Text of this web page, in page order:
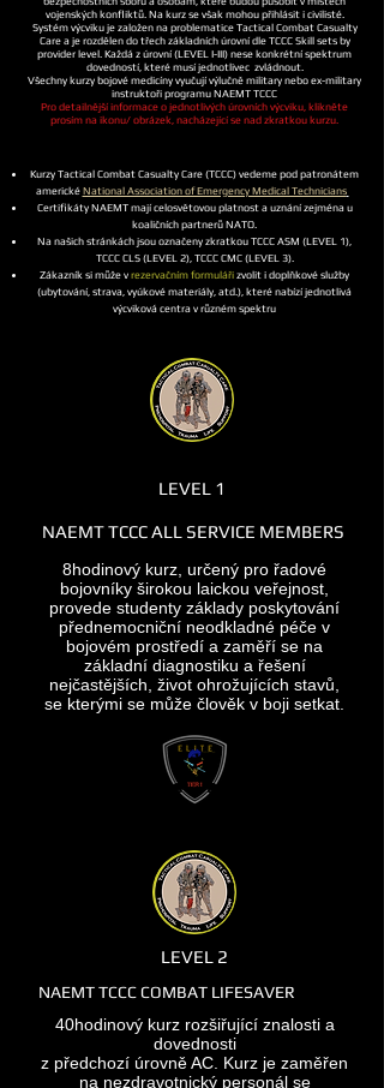
vojenských konfliktů. Na kurz se však mohou přihlásit i civilisté.
Systém výcviku je založen na problematice Tactical Combat Casualty
Care a je rozdělen do třech základních úrovní dle TCCC Skill sets by
provider level. Každá z úrovní (LEVEL I-III) nese konkrétní spektrum
dovedností, které musí jednotlivec zvládnout.
Všechny kurzy bojové medicíny vyučují výlučně military nebo ex-military
instruktoři programu NAEMT TCCC
Pro detailnější informace o jednotlivých úrovních výcviku, klikněte
prosím na ikonu/ obrázek, nacházející se nad zkratkou kurzu.
Kurzy Tactical Combat Casualty Care (TCCC) vedeme pod patronátem
americké National Association of Emergency Medical Technicians
Certifikáty NAEMT mají celosvětovou platnost a uznání zejména u
koaličních partnerů NATO.
Na našich stránkách jsou označeny zkratkou TCCC ASM (LEVEL 1),
TCCC CLS (LEVEL 2), TCCC CMC (LEVEL 3).
Zákazník si může v rezervačním formuláři zvolit i doplňkové služby
(ubytování, strava, vyúkové materiály, atd.), které nabízí jednotlivá
výcviková centra v různém spektru
LEVEL 1
NAEMT TCCC ALL SERVICE MEMBERS
8hodinový kurz, určený pro řadové
bojovníky širokou laickou veřejnost,
provede studenty základy poskytování
přednemocniční neodkladné péče v
bojovém prostředí a zaměří se na
základní diagnostiku a řešení
nejčastějších, život ohrožujících stavů,
se kterými se může člověk v boji setkat.
LEVEL 2
NAEMT TCCC COMBAT LIFESAVER
40hodinový kurz rozšiřující znalosti a
dovednosti
z předchozí úrovně AC. Kurz je zaměřen
na nezdravotnický personál se